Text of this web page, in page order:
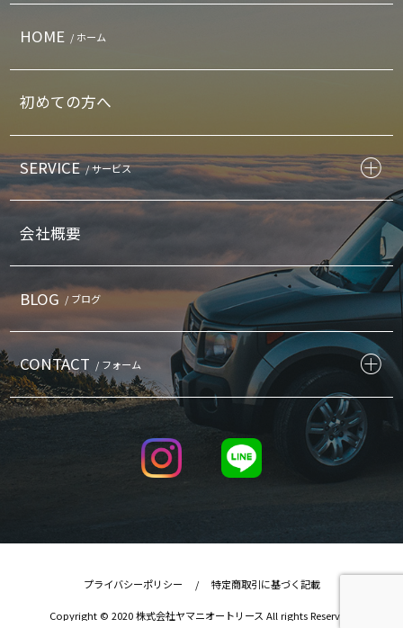
HOME / ホーム
初めての方へ
SERVICE / サービス
会社概要
BLOG / ブログ
CONTACT / フォーム
プライバシーポリシー / 特定商取引に基づく記載
Copyright © 2020 株式会社ヤマニオートリース All rights Reserved.